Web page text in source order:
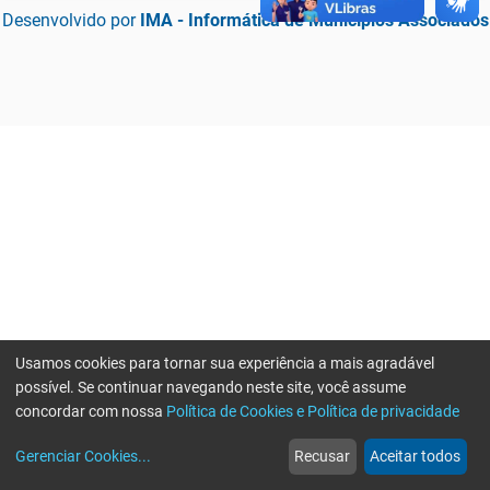
Desenvolvido por IMA - Informática de Municípios Associados
web
Notícias
more_horiz
Mais
Usamos cookies para tornar sua experiência a mais agradável
possível. Se continuar navegando neste site, você assume
concordar com nossa Política de Cookies e Política de privacidade
Gerenciar Cookies... Recusar Aceitar todos
Erro ao enviar informações, por favor tente novamente